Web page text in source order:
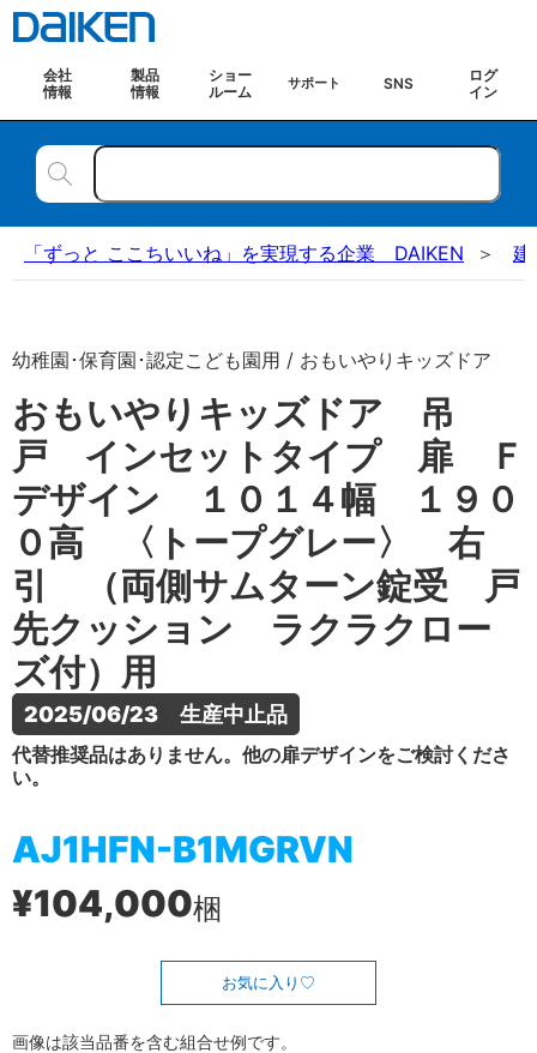
会社
情報
製品
情報
ショー
ルーム
サポート SNS
ログ
イン
「ずっと ここちいいね」を実現する企業 DAIKEN 建
幼稚園･保育園･認定こども園用 / おもいやりキッズドア
おもいやりキッズドア 吊
戸 インセットタイプ 扉 Ｆ
デザイン １０１４幅 １９０
０高 〈トープグレー〉 右
引 （両側サムターン錠受 戸
先クッション ラクラクロー
ズ付）用
2025/06/23　生産中止品
代替推奨品はありません。他の扉デザインをご検討くださ
い。
AJ1HFN-B1MGRVN
¥104,000梱
お気に入り
画像は該当品番を含む組合せ例です。